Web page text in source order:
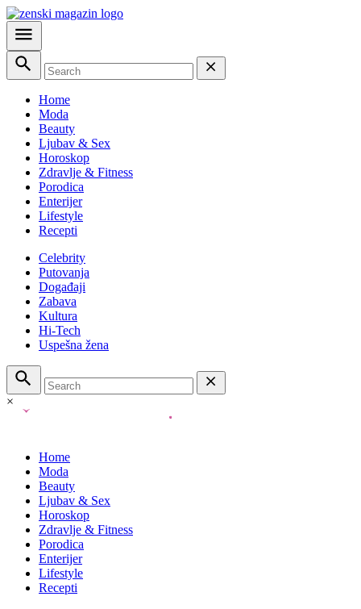
Home
Moda
Beauty
Ljubav & Sex
Horoskop
Zdravlje & Fitness
Porodica
Enterijer
Lifestyle
Recepti
Celebrity
Putovanja
Događaji
Zabava
Kultura
Hi-Tech
Uspešna žena
×
Home
Moda
Beauty
Ljubav & Sex
Horoskop
Zdravlje & Fitness
Porodica
Enterijer
Lifestyle
Recepti